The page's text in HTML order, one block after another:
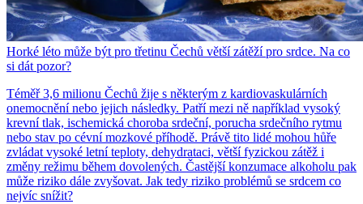
Horké léto může být pro třetinu Čechů větší zátěží pro srdce. Na co
si dát pozor?
Téměř 3,6 milionu Čechů žije s některým z kardiovaskulárních
onemocnění nebo jejich následky. Patří mezi ně například vysoký
krevní tlak, ischemická choroba srdeční, porucha srdečního rytmu
nebo stav po cévní mozkové příhodě. Právě tito lidé mohou hůře
zvládat vysoké letní teploty, dehydrataci, větší fyzickou zátěž i
změny režimu během dovolených. Častější konzumace alkoholu pak
může riziko dále zvyšovat. Jak tedy riziko problémů se srdcem co
nejvíc snížit?